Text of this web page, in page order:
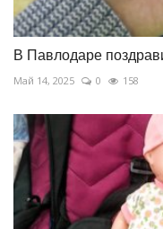
В Павлодаре
Май 14, 2025 0 158